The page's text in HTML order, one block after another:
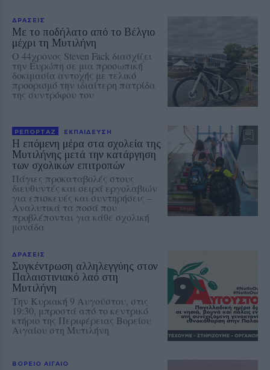
ΔΡΑΣΕΙΣ
Με το ποδήλατο από το Βέλγιο
μέχρι τη Μυτιλήνη
Ο 44χρονος Steven Fack διασχίζει
την Ευρώπη σε μια προσωπική
δοκιμασία αντοχής με τελικό
προορισμό την ιδιαίτερη πατρίδα
της συντρόφου του
ΡΕΠΟΡΤΑΖ ΕΚΠΑΙΔΕΥΣΗ
Η επόμενη μέρα στα σχολεία της
Μυτιλήνης μετά την κατάργηση
των σχολικών επιτροπών
Πάγιες προκαταβολές στους
διευθυντές και σειρά εργολαβιών
για επισκευές και συντηρήσεις –
Αναλυτικά τα ποσά που
προβλέπονται για κάθε σχολική
μονάδα
ΔΡΑΣΕΙΣ
Συγκέντρωση αλληλεγγύης στον
Παλαιστινιακό λαό στη
Μυτιλήνη
Την Κυριακή 9 Αυγούστου, στις
19:30, μπροστά από το κεντρικό
κτήριο της Περιφέρειας Βορείου
Αιγαίου στη Μυτιλήνη
ΒΟΡΕΙΟ ΑΙΓΑΙΟ